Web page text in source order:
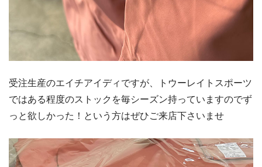
受注生産のエイチアイディですが、トウーレイトスポーツ
ではある程度のストックを毎シーズン持っていますのでず
っと欲しかった！という方はぜひご来店下さいませ